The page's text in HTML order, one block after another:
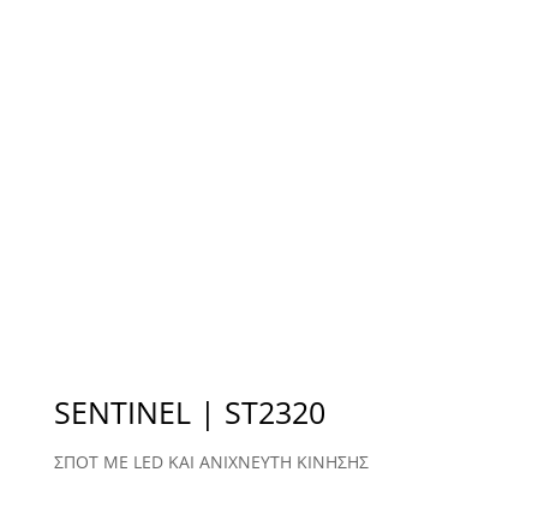
SENTINEL | ST2320
ΣΠΟΤ ΜΕ LED ΚΑΙ ΑΝΙΧΝΕΥΤΗ ΚΙΝΗΣΗΣ